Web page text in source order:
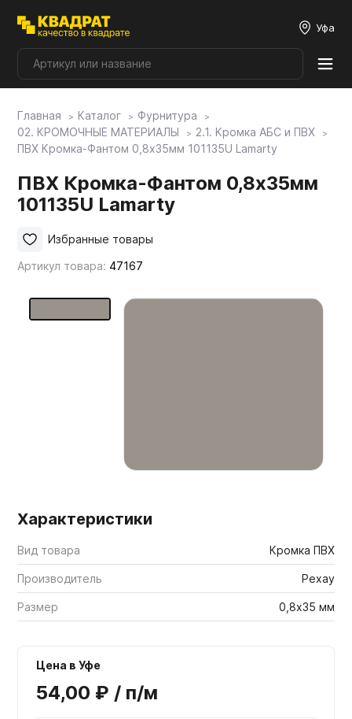
Уфа
Плитные материалы
Мой ЭГГЕР
Фасады
Главная Каталог
Фурнитура
02. КРОМОЧНЫЕ МАТЕРИАЛЫ
2.1. Кромка АБС и ПВХ
ПВХ Кромка-Фантом 0,8х35мм 101135U Lamarty
ПВХ Кромка-Фантом 0,8х35мм
101135U Lamarty
Артикул товара: 47167
Избранные товары
Характеристики
Вид товара Кромка ПВХ
Производитель Рехау
Размер 0,8х35 мм
Цена в Уфе
54,00 ₽ / п/м